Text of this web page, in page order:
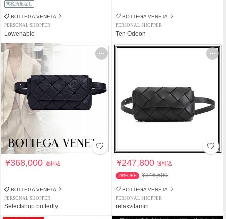
関税負担なし
BOTTEGA VENETA
PERSONAL SHOPPER
Lowenable
BOTTEGA VENETA
PERSONAL SHOPPER
Ten Odeon
¥368,000送料込
BOTTEGA VENETA
PERSONAL SHOPPER
Selectshop butterfly
¥247,800送料込
28%OFF ¥346,500
BOTTEGA VENETA
PERSONAL SHOPPER
relaxvitamin